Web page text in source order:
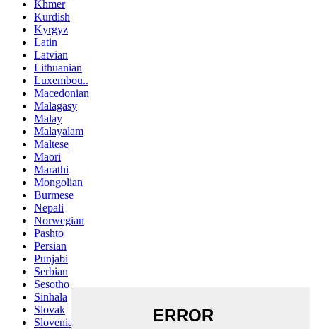
Khmer
Kurdish
Kyrgyz
Latin
Latvian
Lithuanian
Luxembou..
Macedonian
Malagasy
Malay
Malayalam
Maltese
Maori
Marathi
Mongolian
Burmese
Nepali
Norwegian
Pashto
Persian
Punjabi
Serbian
Sesotho
Sinhala
Slovak
Slovenian